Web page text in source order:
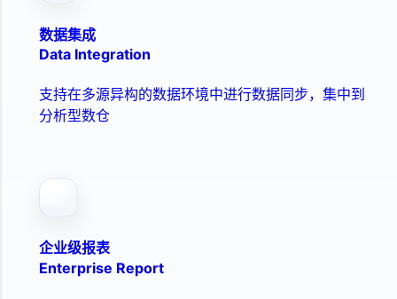
数据集成
Data Integration
支持在多源异构的数据环境中进行数据同步，集中到
分析型数仓
企业级报表
Enterprise Report